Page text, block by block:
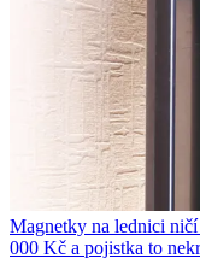
Magnetky na lednici
000 Kč a pojistka to